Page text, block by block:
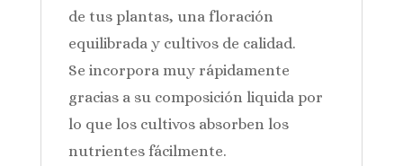
de tus plantas, una floración
equilibrada y cultivos de calidad.
Se incorpora muy rápidamente
gracias a su composición liquida por
lo que los cultivos absorben los
nutrientes fácilmente.